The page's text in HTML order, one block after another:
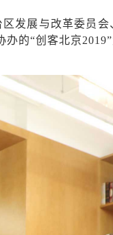
发展与改革委员
的“创客北京